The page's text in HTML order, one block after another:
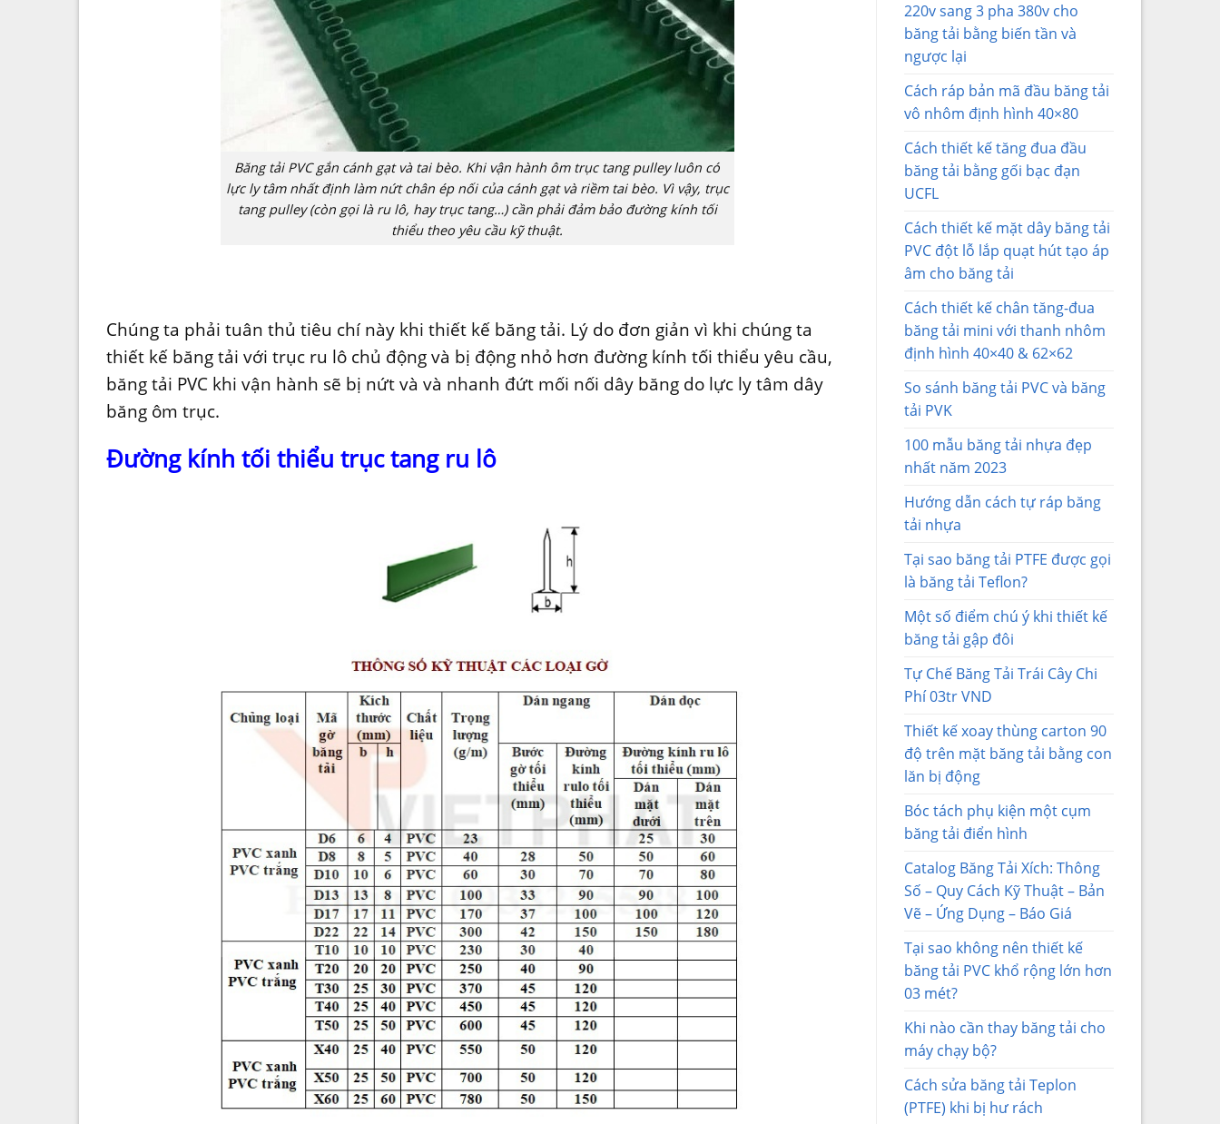
Băng tải PVC gắn cánh gạt và tai bèo. Khi vận hành ôm trục tang pulley luôn có
lực ly tâm nhất định làm nứt chân ép nối của cánh gạt và riềm tai bèo. Vì vậy, trục
tang pulley (còn gọi là ru lô, hay trục tang…) cần phải đảm bảo đường kính tối
thiểu theo yêu cầu kỹ thuật.
Chúng ta phải tuân thủ tiêu chí này khi thiết kế băng tải. Lý do đơn giản vì khi chúng ta
thiết kế băng tải với trục ru lô chủ động và bị động nhỏ hơn đường kính tối thiểu yêu cầu,
băng tải PVC khi vận hành sẽ bị nứt và và nhanh đứt mối nối dây băng do lực ly tâm dây
băng ôm trục.
Đường kính tối thiểu trục tang ru lô
220v sang 3 pha 380v cho
băng tải bằng biến tần và
ngược lại
Cách ráp bản mã đầu băng tải
vô nhôm định hình 40×80
Cách thiết kế tăng đua đầu
băng tải bằng gối bạc đạn
UCFL
Cách thiết kế mặt dây băng tải
PVC đột lỗ lắp quạt hút tạo áp
âm cho băng tải
Cách thiết kế chân tăng-đua
băng tải mini với thanh nhôm
định hình 40×40 & 62×62
So sánh băng tải PVC và băng
tải PVK
100 mẫu băng tải nhựa đẹp
nhất năm 2023
Hướng dẫn cách tự ráp băng
tải nhựa
Tại sao băng tải PTFE được gọi
là băng tải Teflon?
Một số điểm chú ý khi thiết kế
băng tải gập đôi
Tự Chế Băng Tải Trái Cây Chi
Phí 03tr VND
Thiết kế xoay thùng carton 90
độ trên mặt băng tải bằng con
lăn bị động
Bóc tách phụ kiện một cụm
băng tải điển hình
Catalog Băng Tải Xích: Thông
Số – Quy Cách Kỹ Thuật – Bản
Vẽ – Ứng Dụng – Báo Giá
Tại sao không nên thiết kế
băng tải PVC khổ rộng lớn hơn
03 mét?
Khi nào cần thay băng tải cho
máy chạy bộ?
Cách sửa băng tải Teplon
(PTFE) khi bị hư rách